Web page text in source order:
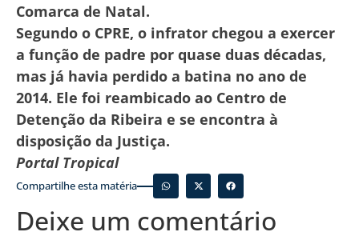
Comarca de Natal.
Segundo o CPRE, o infrator chegou a exercer
a função de padre por quase duas décadas,
mas já havia perdido a batina no ano de
2014. Ele foi reambicado ao Centro de
Detenção da Ribeira e se encontra à
disposição da Justiça.
Portal Tropical
Compartilhe esta matéria
Deixe um comentário